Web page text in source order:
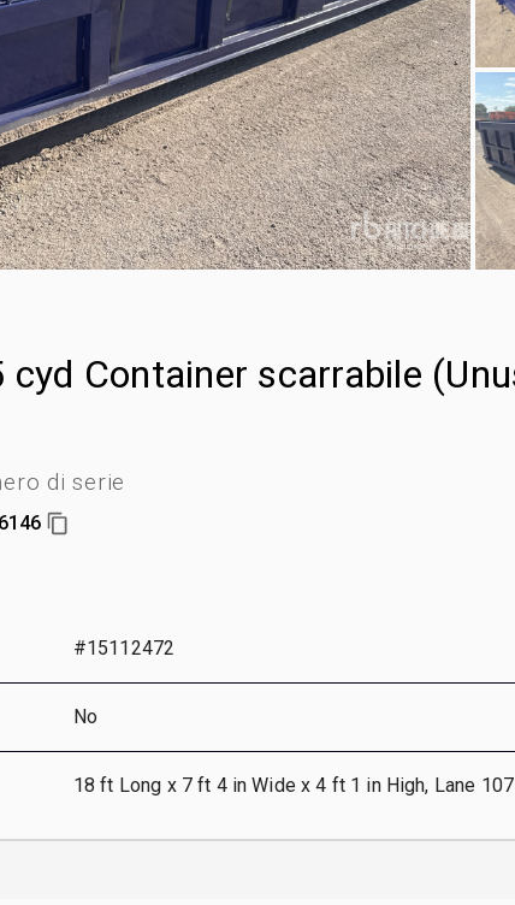
Container scarrabile
di serie
#15112472
No
18 ft Long x 7 ft 4 in Wide x 4 ft 1 in High, Lane